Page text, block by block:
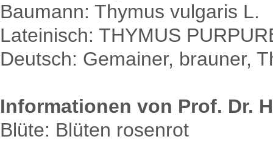
Baumann: Thymus vulgaris L.
Lateinisch: THYMUS
Deutsch: Gemainer, brauner,
Informationen von Prof. Dr.
Blüte: Blüten rosenrot